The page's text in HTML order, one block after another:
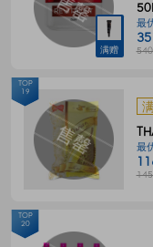
满赠
最
最
TOP
19
TOP
20